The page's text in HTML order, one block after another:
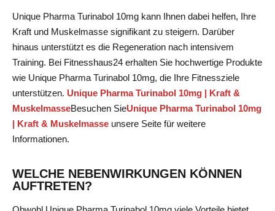
Unique Pharma Turinabol 10mg kann Ihnen dabei helfen, Ihre
Kraft und Muskelmasse signifikant zu steigern. Darüber
hinaus unterstützt es die Regeneration nach intensivem
Training. Bei Fitnesshaus24 erhalten Sie hochwertige Produkte
wie Unique Pharma Turinabol 10mg, die Ihre Fitnessziele
unterstützen. Unique Pharma Turinabol 10mg | Kraft &
MuskelmasseBesuchen SieUnique Pharma Turinabol 10mg
| Kraft & Muskelmasse unsere Seite für weitere
Informationen.
WELCHE NEBENWIRKUNGEN KÖNNEN
AUFTRETEN?